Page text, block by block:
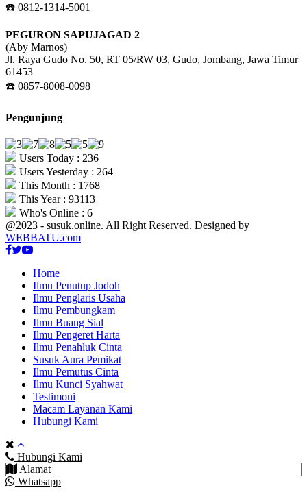
☎️ 0812-1314-5001
PEGURON SAPUJAGAD 2
(Aby Marnos)
Jl. Raya Gudo No. 50, RT 05/RW 03, Gudo, Jombang, Jawa Timur
61453
☎️ 0857-8008-0098
Pengunjung
Users Today : 236
Users Yesterday : 264
This Month : 1768
This Year : 93113
Who's Online : 6
@2023 - susuk.online. All Right Reserved. Designed by
WEBBATU.com
Facebook
Twitter
Youtube
Home
Ilmu Penutup Jodoh
Ilmu Penglaris Usaha
Ilmu Pembungkam
Ilmu Buang Sial
Ilmu Pengeret Harta
Ilmu Penahluk Cinta
Susuk Aura Pemikat
Ilmu Pemutus Cinta
Ilmu Kunci Syahwat
Testimoni
Macam Layanan Kami
Hubungi Kami
Hubungi Kami
Alamat
Whatsapp